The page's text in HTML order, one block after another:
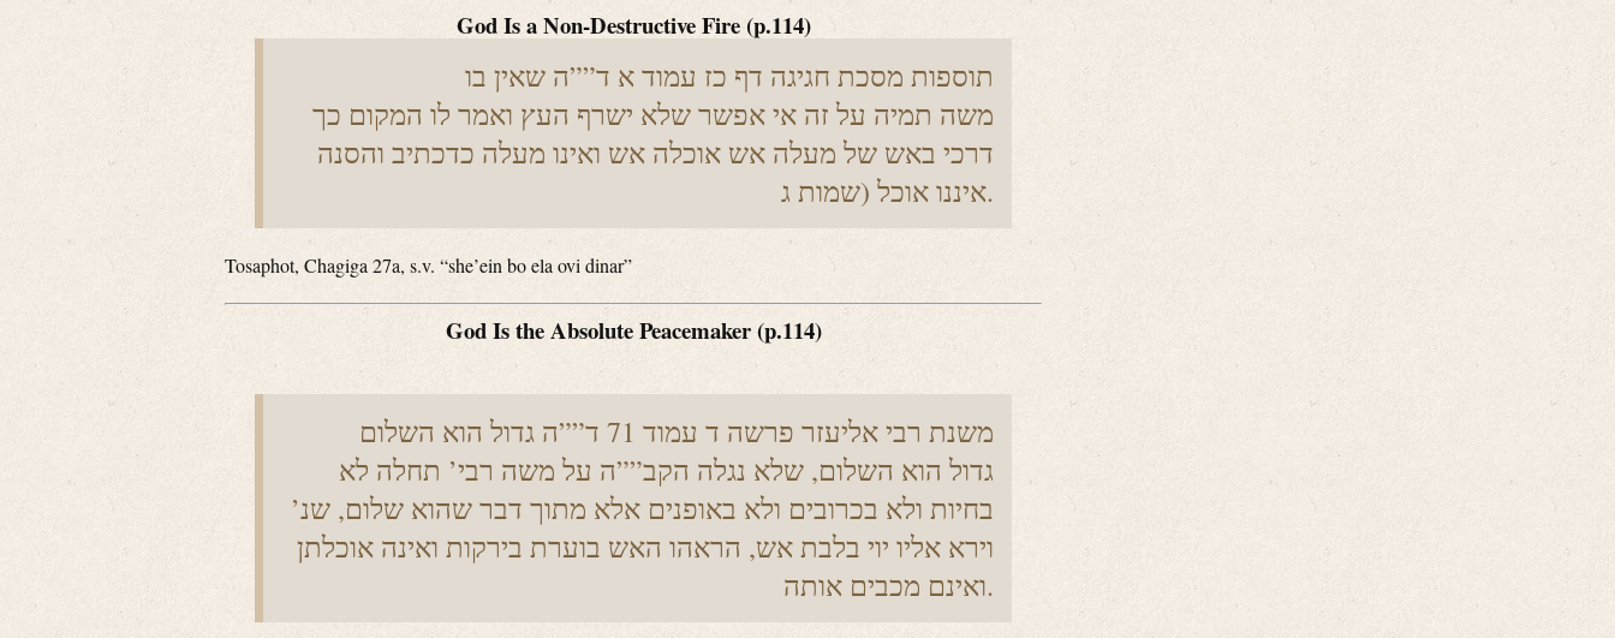
God Is a Non-Destructive Fire (p.114)
תוספות מסכת חגיגה דף כז עמוד א ד””ה שאין בו
משה תמיה על זה אי אפשר שלא ישרף העץ ואמר לו המקום כך
דרכי באש של מעלה אש אוכלה אש ואינו מעלה כדכתיב והסנה
איננו אוכל (שמות ג.
Tosaphot, Chagiga 27a, s.v. “she’ein bo ela ovi dinar”
God Is the Absolute Peacemaker (p.114)
משנת רבי אליעזר פרשה ד עמוד 71 ד””ה גדול הוא השלום
גדול הוא השלום, שלא נגלה הקב””ה על משה רבי’ תחלה לא
בחיות ולא בכרובים ולא באופנים אלא מתוך דבר שהוא שלום, שנ’
וירא אליו יוי בלבת אש, הראהו האש בוערת בירקות ואינה אוכלתן
ואינם מכבים אותה.